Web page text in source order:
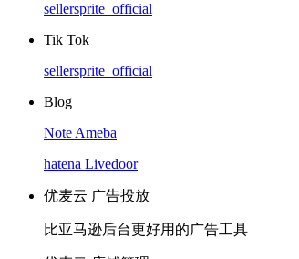
sellersprite_official
Tik Tok
sellersprite_official
Blog
Note Ameba
hatena Livedoor
优麦云 广告投放
比亚马逊后台更好用的广告工具